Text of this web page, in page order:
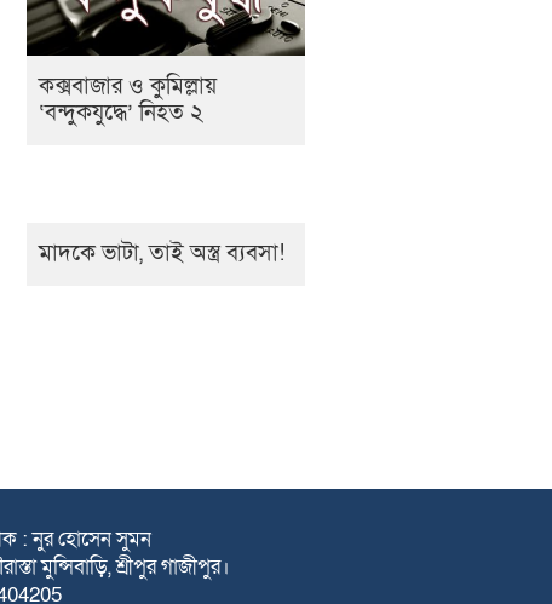
কক্সবাজার ও কুমিল্লায়
‘বন্দুকযুদ্ধে’ নিহত ২
মাদকে ভাটা, তাই অস্ত্র ব্যবসা!
: নুর হোসেন সুমন
মুন্সিবাড়ি, শ্রীপুর গাজীপুর।